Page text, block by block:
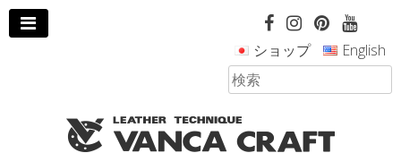
コ
ン
ショップ English